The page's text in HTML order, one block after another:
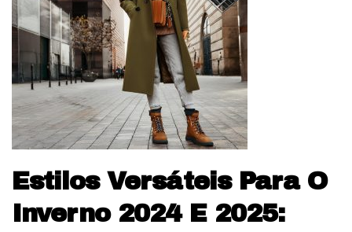
Estilos Versáteis Para O
Inverno 2024 E 2025: